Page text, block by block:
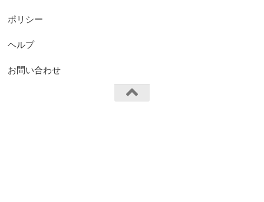
ポリシー
ヘルプ
お問い合わせ